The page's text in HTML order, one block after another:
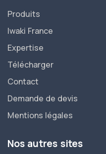
Produits
Iwaki France
Expertise
Télécharger
Contact
Demande de devis
Mentions légales
Nos autres sites